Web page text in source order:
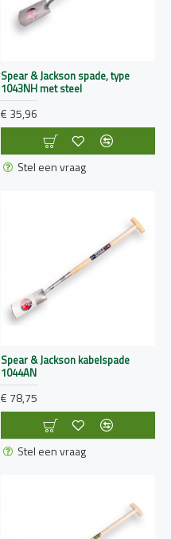
Spear & Jackson spade, type
1043NH met steel
€ 35,96
Stel een vraag
Spear & Jackson kabelspade
1044AN
€ 78,75
Stel een vraag